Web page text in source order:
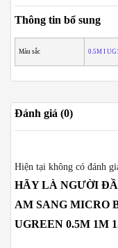
Thông tin bổ sung
Màu sắc 0.5M I
Đánh giá (0)
Hiện tại không có đánh
HÃY LÀ NGƯỜI
AM SANG MICRO
UGREEN 0.5M 1M